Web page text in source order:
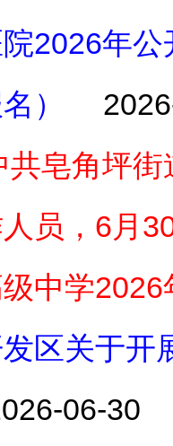
2026年
）
皂角坪
员，6月
中学
区关于开
06-30